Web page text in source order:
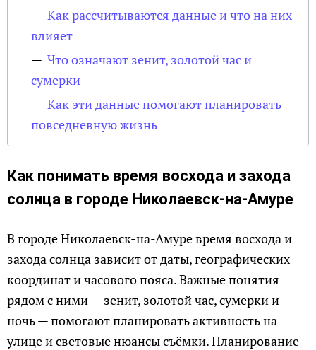
Как рассчитываются данные и что на них
влияет
Что означают зенит, золотой час и
сумерки
Как эти данные помогают планировать
повседневную жизнь
Как понимать время восхода и захода
солнца в городе Николаевск-на-Амуре
В городе Николаевск-на-Амуре время восхода и
захода солнца зависит от даты, географических
координат и часового пояса. Важные понятия
рядом с ними — зенит, золотой час, сумерки и
ночь — помогают планировать активность на
улице и световые нюансы съёмки. Планирование